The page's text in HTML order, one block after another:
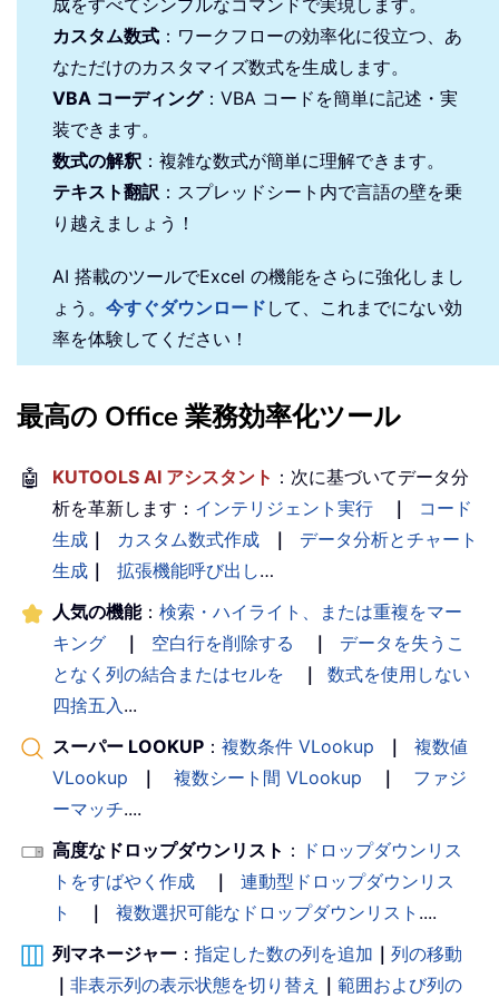
成をすべてシンプルなコマンドで実現します。
カスタム数式 ：ワークフローの効率化に役立つ、あ
なただけのカスタマイズ数式を生成します。
VBA コーディング：VBA コードを簡単に記述・実
装できます。
数式の解釈 ：複雑な数式が簡単に理解できます。
テキスト翻訳 ：スプレッドシート内で言語の壁を乗
り越えましょう！
AI 搭載のツールでExcel の機能をさらに強化しまし
ょう。 今すぐダウンロード して、これまでにない効
率を体験してください！
最高の Office 業務効率化ツール
🤖 KUTOOLS AI アシスタント ：次に基づいてデータ分
析を革新します： インテリジェント実行 ｜
コード
生成 ｜ カスタム数式作成 ｜
データ分析とチャート
生成 ｜ 拡張機能呼び出し…
人気の機能： 検索・ハイライト、または重複をマー
キング
｜ 空白行を削除する ｜
データを失うこ
となく列の結合またはセルを
｜
数式を使用しない
四捨五入...
スーパー LOOKUP ： 複数条件 VLookup ｜
複数値
VLookup
｜ 複数シート間 VLookup ｜
ファジ
ーマッチ....
高度なドロップダウンリスト ： ドロップダウンリス
トをすばやく作成
｜
連動型ドロップダウンリス
ト
｜ 複数選択可能なドロップダウンリスト ....
列マネージャー ： 指定した数の列を追加 ｜ 列の移動
｜ 非表示列の表示状態を切り替え ｜ 範囲および列の